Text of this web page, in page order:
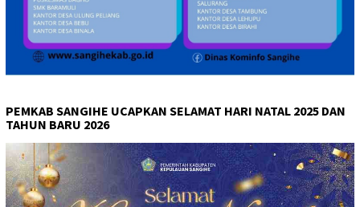
PEMKAB SANGIHE UCAPKAN SELAMAT HARI NATAL 2025 DAN
TAHUN BARU 2026